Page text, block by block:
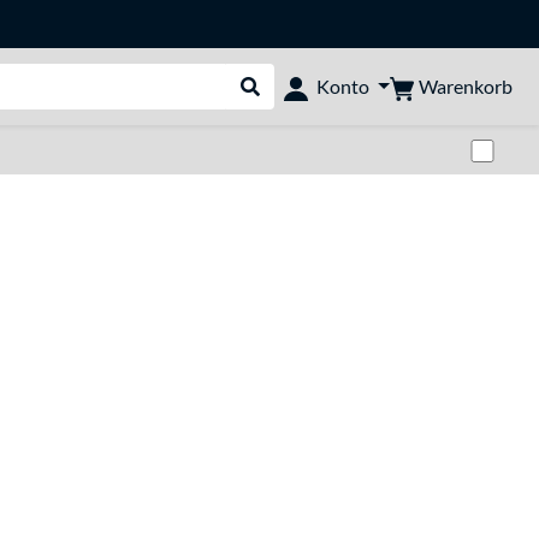
Suche durchführen
Konto Warenkorb